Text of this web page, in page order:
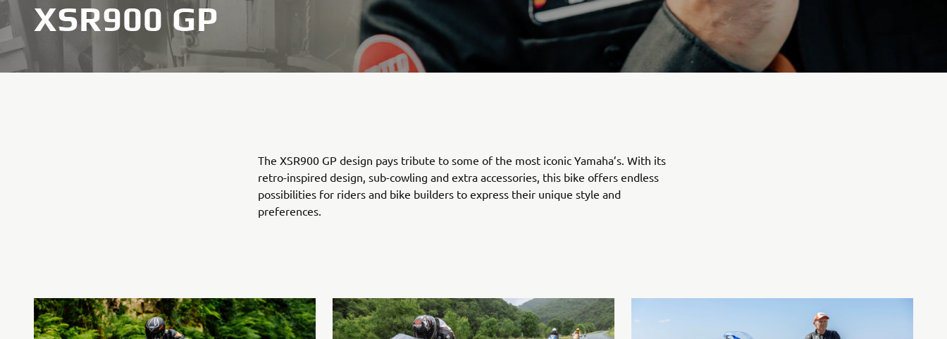
XSR900 GP
The XSR900 GP design pays tribute to some of the most iconic Yamaha’s. With its
retro-inspired design, sub-cowling and extra accessories, this bike offers endless
possibilities for riders and bike builders to express their unique style and
preferences.